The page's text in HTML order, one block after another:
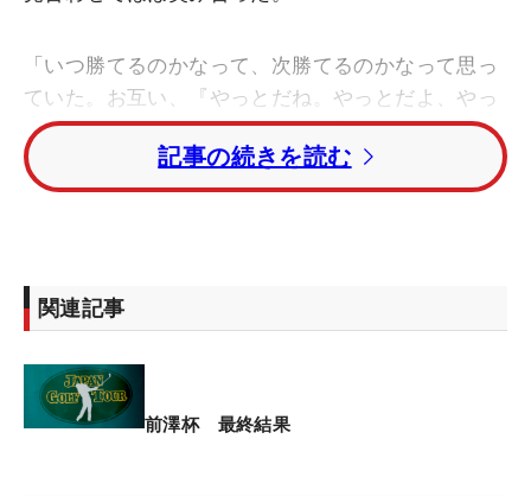
「いつ勝てるのかなって、次勝てるのかなって思っ
ていた。お互い、『やっとだね。やっとだよ、やっ
と…』みたいな（笑）。そういう感情でした」。
2024年の「横浜ミナト Championship」以来となる
ツアー通算3勝目。喜びは、言葉以上に大きかっ
2位に1打差の単独首位で迎えた最終日。1番パー5か
ら2オンし、2パットのバーディ発進を切った。その
コアを伸ばし、8番パー5では2打目を5メートルにつ
けてバーディ奪取。トップを守ったまま後半へ向か
記事の続きを読む
関連記事
前澤杯 最終結果